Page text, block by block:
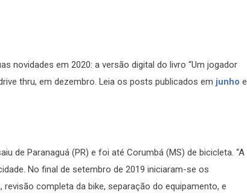
novidades em 2020: a versão digital do livro “Um jogador
thru, em dezembro. Leia os posts publicados em junho e
de Paranaguá (PR) e foi até Corumbá (MS) de bicicleta. “A
No final de setembro de 2019 iniciaram-se os
completa da bike, separação do equipamento, e